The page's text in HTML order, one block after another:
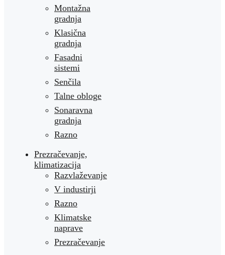
Montažna
gradnja
Klasična
gradnja
Fasadni
sistemi
Senčila
Talne obloge
Sonaravna
gradnja
Razno
Prezračevanje,
klimatizacija
Razvlaževanje
V industirji
Razno
Klimatske
naprave
Prezračevanje